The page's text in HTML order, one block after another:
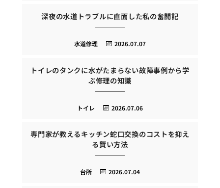
深夜の水道トラブルに直面した私の奮闘記
2026.07.07
水道修理
トイレのタンクに水がたまらない故障事例から学
ぶ修理の知識
2026.07.06
トイレ
専門家が教えるキッチン蛇口交換のコストを抑え
る賢い方法
2026.07.04
台所